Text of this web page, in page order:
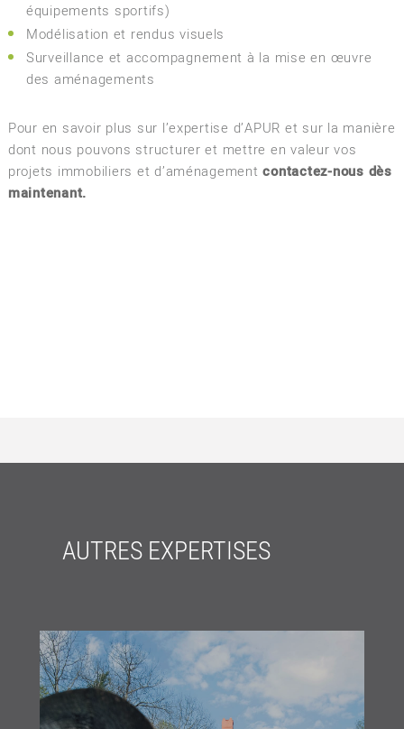
équipements sportifs)
Modélisation et rendus visuels
Surveillance et accompagnement à la mise en œuvre
des aménagements
Pour en savoir plus sur l’expertise d’APUR et sur la manière
dont nous pouvons structurer et mettre en valeur vos
projets immobiliers et d’aménagementcontactez-nous dès
maintenant.
AUTRES EXPERTISES